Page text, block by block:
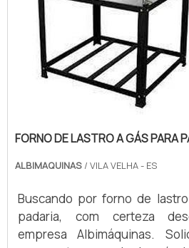
FORNO DE LASTRO A GÁS PARA
ALBIMAQUINAS / VILA VELHA - ES
Buscando por forno de
padaria, com certeza
empresa Albimáquinas.